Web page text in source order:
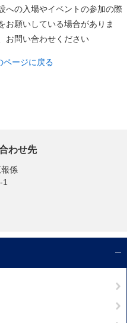
への入場やイベントの参加の際
お願いしている場合がありま
お問い合わせください
ページに戻る
わせ先
報係